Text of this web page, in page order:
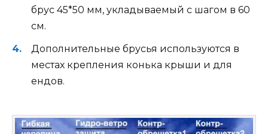
брус 45*50 мм, укладываемый с шагом в 60
см.
Дополнительные брусья используются в
местах крепления конька крыши и для
ендов.